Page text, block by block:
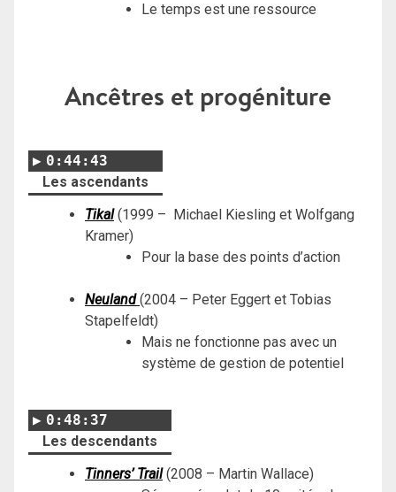
Le temps est une ressource
Ancêtres et progéniture
0:44:43
Les ascendants
Tikal(1999 – Michael Kiesling et Wolfgang
Kramer)
Pour la base des points d’action
Neuland (2004 – Peter Eggert et Tobias
Stapelfeldt)
Mais ne fonctionne pas avec un
système de gestion de potentiel
0:48:37
Les descendants
Tinners’ Trail (2008 – Martin Wallace)